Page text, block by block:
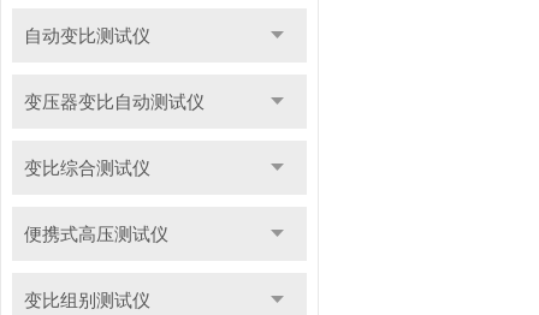
自动变比测试仪
变压器变比自动测试仪
变比综合测试仪
便携式高压测试仪
变比组别测试仪